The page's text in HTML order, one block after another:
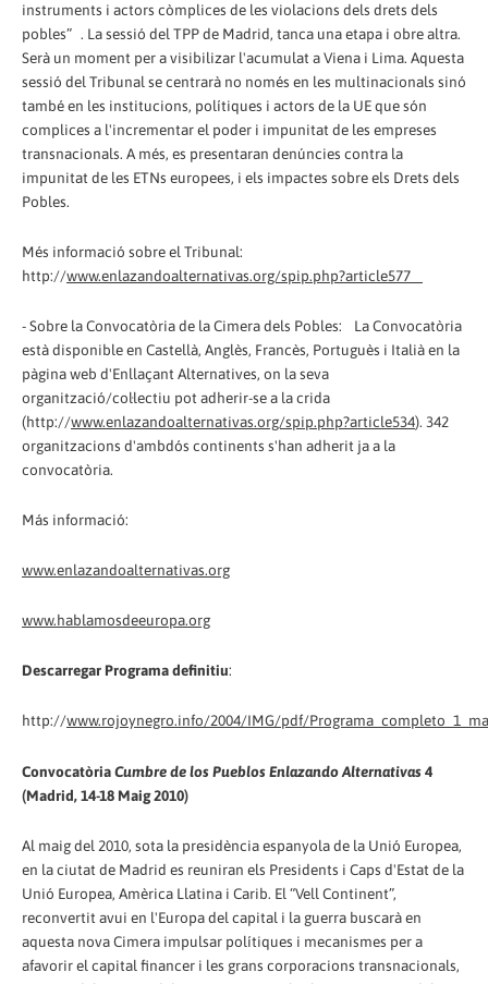
instruments i actors còmplices de les violacions dels drets dels
pobles” . La sessió del TPP de Madrid, tanca una etapa i obre altra.
Serà un moment per a visibilizar l'acumulat a Viena i Lima. Aquesta
sessió del Tribunal se centrarà no només en les multinacionals sinó
també en les institucions, polítiques i actors de la UE que són
complices a l'incrementar el poder i impunitat de les empreses
transnacionals. A més, es presentaran denúncies contra la
impunitat de les ETNs europees, i els impactes sobre els Drets dels
Pobles.
Més informació sobre el Tribunal:
http://www.enlazandoalternativas.org/spip.php?article577
- Sobre la Convocatòria de la Cimera dels Pobles: La Convocatòria
està disponible en Castellà, Anglès, Francès, Portuguès i Italià en la
pàgina web d'Enllaçant Alternatives, on la seva
organització/col·lectiu pot adherir-se a la crida
(http://www.enlazandoalternativas.org/spip.php?article534). 342
organitzacions d'ambdós continents s'han adherit ja a la
convocatòria.
Más informació:
www.enlazandoalternativas.org
www.hablamosdeeuropa.org
Descarregar Programa definitiu:
http://www.rojoynegro.info/2004/IMG/pdf/
ConvocatòriaCumbre de los Pueblos Enlazando Alternativas4
(Madrid, 14-18 Maig 2010)
Al maig del 2010, sota la presidència espanyola de la Unió Europea,
en la ciutat de Madrid es reuniran els Presidents i Caps d'Estat de la
Unió Europea, Amèrica Llatina i Carib. El “Vell Continent”,
reconvertit avui en l'Europa del capital i la guerra buscarà en
aquesta nova Cimera impulsar polítiques i mecanismes per a
afavorir el capital financer i les grans corporacions transnacionals,